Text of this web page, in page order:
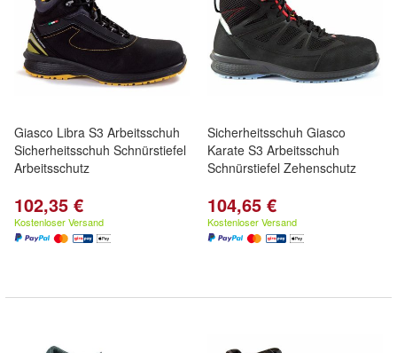
Giasco Libra S3 Arbeitsschuh
Sicherheitsschuh Schnürstiefel
Arbeitsschutz
102,35 €
Kostenloser Versand
Sicherheitsschuh Giasco
Karate S3 Arbeitsschuh
Schnürstiefel Zehenschutz
104,65 €
Kostenloser Versand